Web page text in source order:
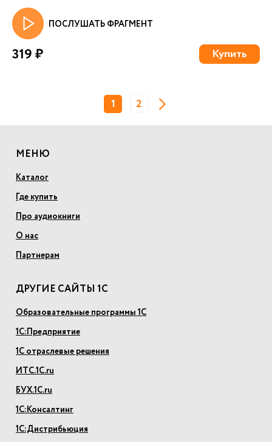
ПОСЛУШАТЬ ФРАГМЕНТ
319 ₽ Купить
1 2
МЕНЮ
Каталог
Где купить
Про аудиокниги
О нас
Партнерам
ДРУГИЕ САЙТЫ 1С
Образовательные программы 1С
1С:Предприятие
1С отраслевые решения
ИТС.1С.ru
БУХ.1С.ru
1С:Консалтинг
1С:Дистрибьюция